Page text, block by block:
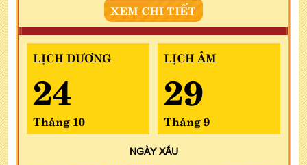
XEM CHI TIẾT
LỊCH DƯƠNG
24
Tháng 10
LỊCH ÂM
29
Tháng 9
NGÀYXẤU